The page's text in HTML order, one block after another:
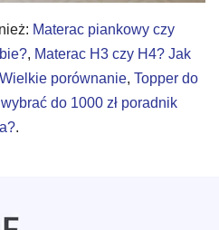
Materac piankowy czy
, Materac H3 czy H4? Jak
porównanie, Topper do
do 1000 zł poradnik
.